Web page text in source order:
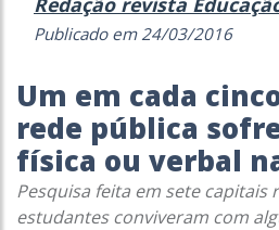
Publicado em 24/03/2016
Um em cada
rede pública
física ou verbal
Pesquisa feita em sete capitais
estudantes conviveram com